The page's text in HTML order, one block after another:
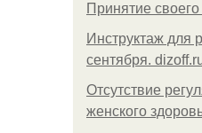
Принятие
Инструктаж для
сентября.
Отсутствие
женского